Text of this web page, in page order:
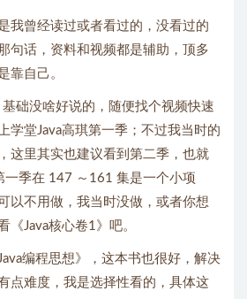
我曾经读过或者看过的，没看过的
句话，资料和视频都是辅助，顶多
靠自己。
基础没啥好说的，随便找个视频快速
学堂Java高琪第一季；不过我当时的
这里其实也建议看到第二季，也就
一季在 147 ～161 集是一个小项
以不用做，我当时没做，或者你想
《Java核心卷1》吧。
编程思想》，这本书也很好，解决
点难度，我是选择性看的，具体这